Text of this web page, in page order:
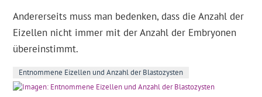
Andererseits muss man bedenken, dass die Anzahl der
Eizellen nicht immer mit der Anzahl der Embryonen
übereinstimmt.
Entnommene Eizellen und Anzahl der Blastozysten